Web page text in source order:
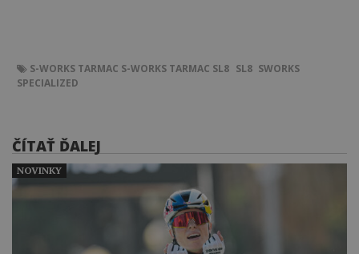
S-WORKS TARMAC S-WORKS TARMAC SL8 SL8 SWORKS
SPECIALIZED
ČÍTAŤ ĎALEJ
NOVINKY